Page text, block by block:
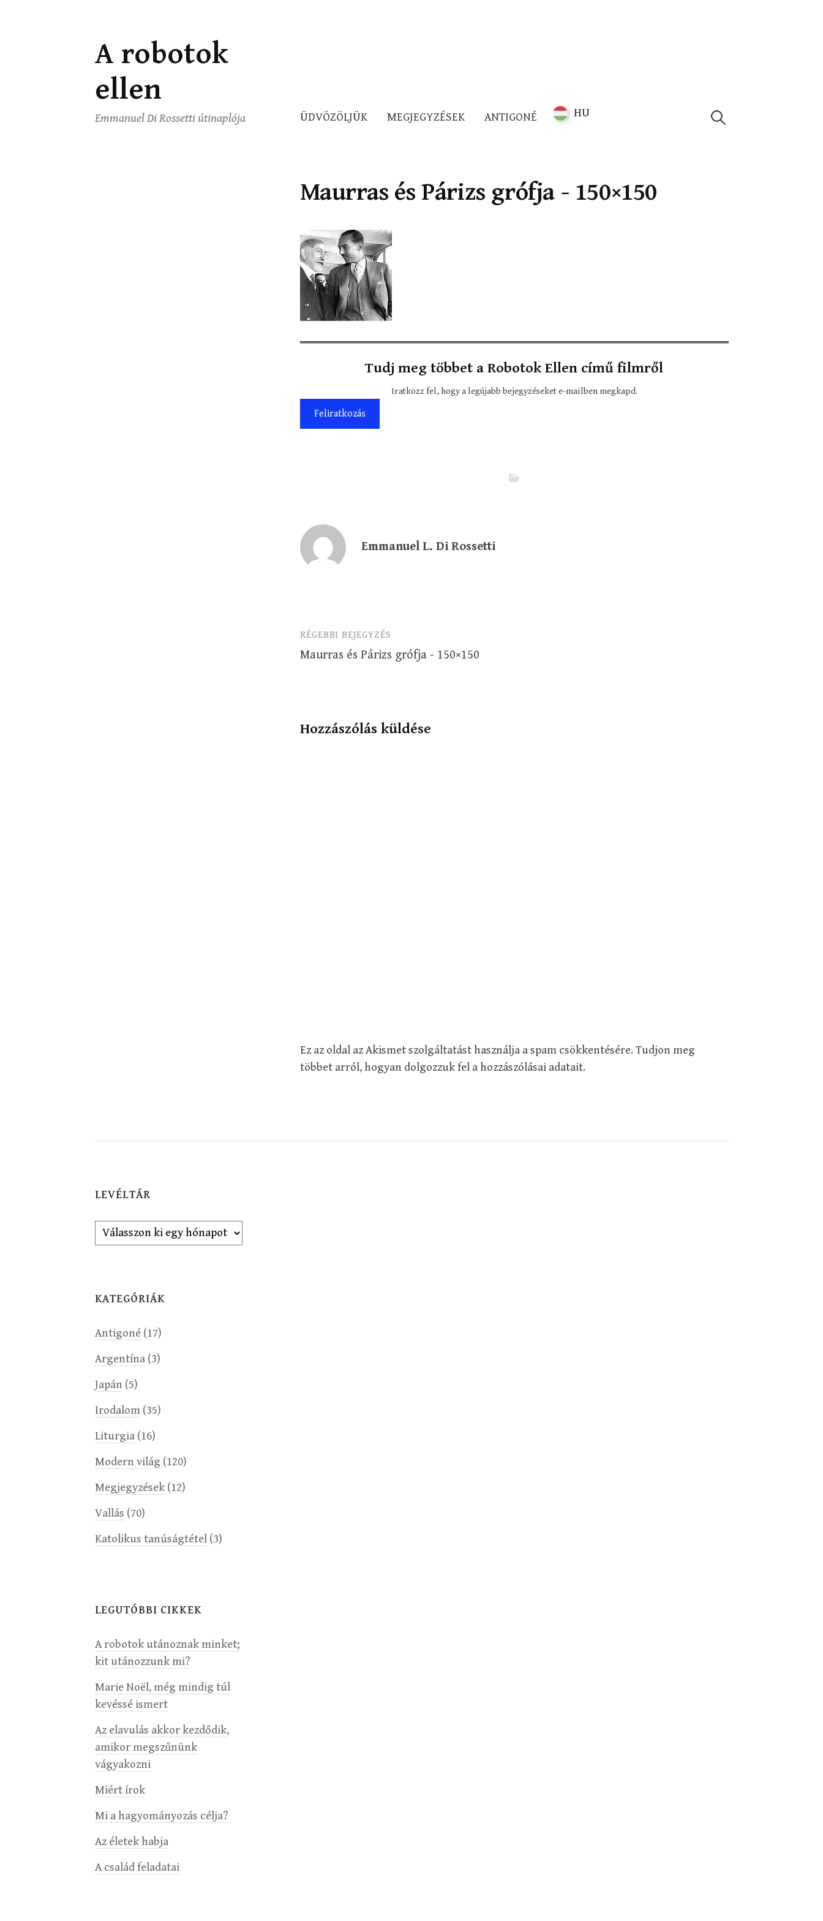
Ugrás
a
tartalomhoz
A robotok
ellen
Emmanuel Di Rossetti útinaplója ÜDVÖZÖLJÜK MEGJEGYZÉSEK ANTIGONÉ HU Kutatáshoz:
Maurras és Párizs grófja - 150×150
Tudj meg többet a Robotok Ellen című filmről
Iratkozz fel, hogy a legújabb bejegyzéseket e-mailben megkapd.
Feliratkozás
Emmanuel L. Di Rossetti
Bejegyzés
navigáció
RÉGEBBI BEJEGYZÉS
Maurras és Párizs grófja - 150×150
Hozzászólás küldése
Ez az oldal az Akismet szolgáltatást használja a spam csökkentésére. Tudjon meg
többet arról, hogyan dolgozzuk fel a hozzászólásai adatait.
LEVÉLTÁR
Levéltár
KATEGÓRIÁK
Antigoné(17)
Argentína(3)
Japán (5)
Irodalom(35)
Liturgia(16)
Modern világ (120)
Megjegyzések(12)
Vallás (70)
Katolikus tanúságtétel(3)
LEGUTÓBBI CIKKEK
A robotok utánoznak minket;
kit utánozzunk mi?
Marie Noël, még mindig túl
kevéssé ismert
Az elavulás akkor kezdődik,
amikor megszűnünk
vágyakozni
Miért írok
Mi a hagyományozás célja?
Az életek habja
A család feladatai